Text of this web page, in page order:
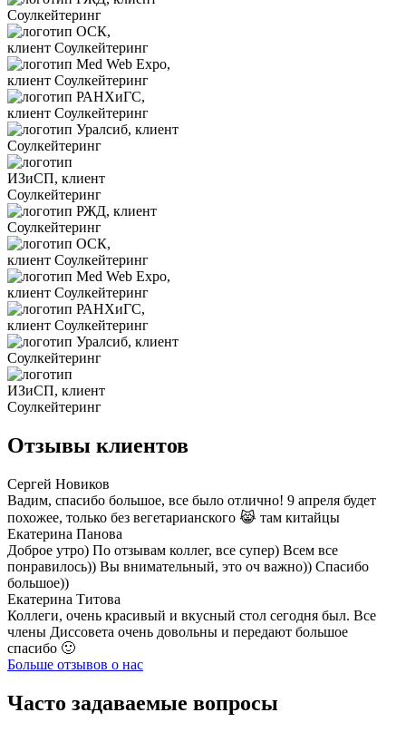
Отзывы клиентов
Сергей Новиков
Вадим, спасибо большое, все было отлично! 9 апреля будет
похожее, только без вегетарианского 😹 там китайцы
Екатерина Панова
Доброе утро) По отзывам коллег, все супер) Всем все
понравилось)) Вы внимательный, это оч важно)) Спасибо
большое))
Екатерина Титова
Коллеги, очень красивый и вкусный стол сегодня был. Все
члены Диссовета очень довольны и передают большое
спасибо 🙂
Больше отзывов о нас
Часто задаваемые вопросы